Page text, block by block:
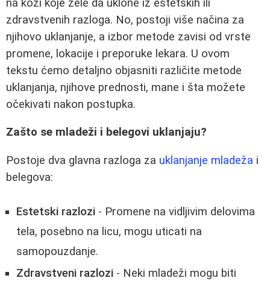
na koži koje žele da uklone iz estetskih ili
zdravstvenih razloga. No, postoji više načina za
njihovo uklanjanje, a izbor metode zavisi od vrste
promene, lokacije i preporuke lekara. U ovom
tekstu ćemo detaljno objasniti različite metode
uklanjanja, njihove prednosti, mane i šta možete
očekivati nakon postupka.
Zašto se mladeži i belegovi uklanjaju?
Postoje dva glavna razloga za uklanjanje mladeža i
belegova:
Estetski razlozi - Promene na vidljivim delovima
tela, posebno na licu, mogu uticati na
samopouzdanje.
Zdravstveni razlozi - Neki mladeži mogu biti